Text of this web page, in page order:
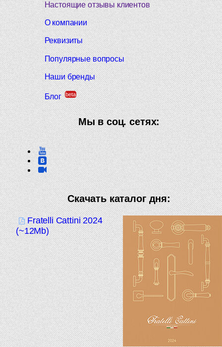
Настоящие отзывы клиентов
О компании
Реквизиты
Популярные вопросы
Наши бренды
Блог beta
Мы в соц. сетях:
Скачать каталог дня:
Fratelli Cattini 2024
(~12Mb)